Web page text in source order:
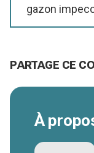
gazon
PARTAGE CE
À